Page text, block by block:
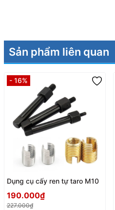
Sản phẩm liên quan
- 16%
Dụng cụ cấy ren tự taro M10
190.000₫
227.000₫